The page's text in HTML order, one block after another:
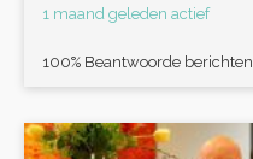
1 maand geleden actief
100% Beantwoorde berichten